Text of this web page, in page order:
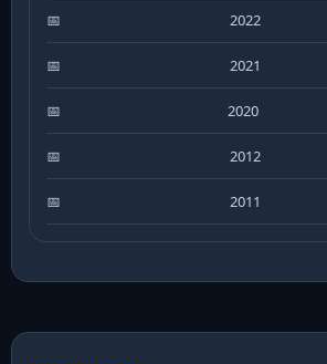
2022
2021
2020
2012
2011